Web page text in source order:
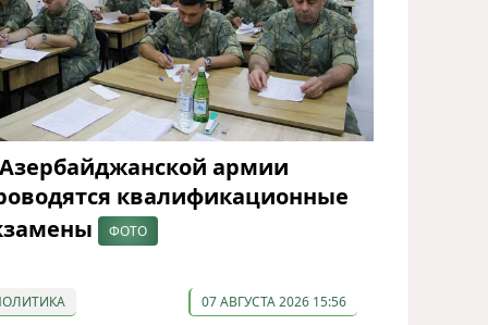
армии
квалификационные
ФОТО
07 АВГУСТА 2026 15:56